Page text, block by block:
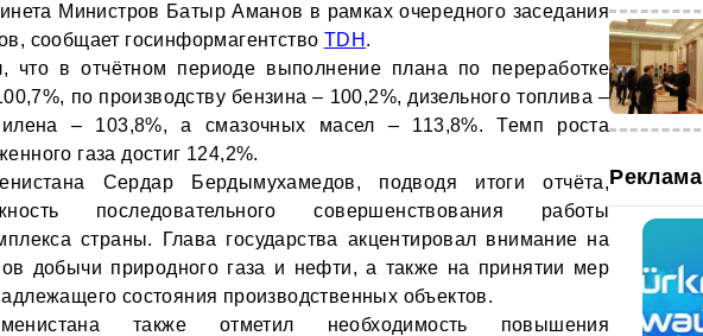
Министров Батыр Аманов в рамках очередного заседания
сообщает госинформагентство TDH .
что в отчётном периоде выполнение плана по переработке
по производству бензина – 100,2%, дизельного топлива –
– 103,8%, а смазочных масел – 113,8%. Темп роста
газа достиг 124,2%.
Сердар Бердымухамедов, подводя итоги отчёта,
последовательного совершенствования работы
страны. Глава государства акцентировал внимание на
добычи природного газа и нефти, а также на принятии мер
состояния производственных объектов.
также отметил необходимость повышения
Реклама